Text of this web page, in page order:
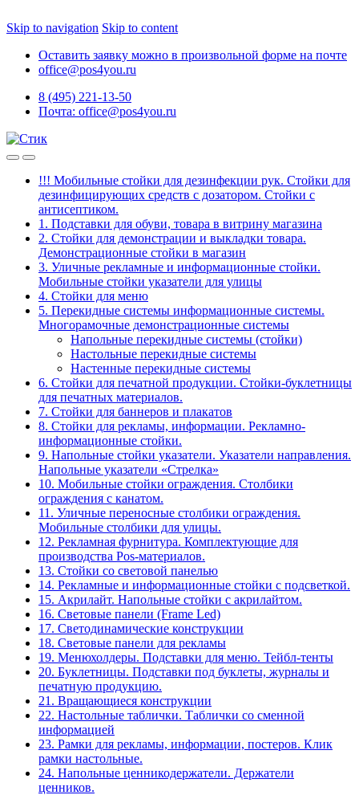
Skip to navigation Skip to content
Оставить заявку можно в произвольной форме на почте
office@pos4you.ru
8 (495) 221-13-50
Почта: office@pos4you.ru
!!! Мобильные стойки для дезинфекции рук. Стойки для
дезинфицирующих средств с дозатором. Стойки с
антисептиком.
1. Подставки для обуви, товара в витрину магазина
2. Стойки для демонстрации и выкладки товара.
Демонстрационные стойки в магазин
3. Уличные рекламные и информационные стойки.
Мобильные стойки указатели для улицы
4. Стойки для меню
5. Перекидные системы информационные системы.
Многорамочные демонстрационные системы
Напольные перекидные системы (стойки)
Настольные перекидные системы
Настенные перекидные системы
6. Стойки для печатной продукции. Стойки-буклетницы
для печатных материалов.
7. Стойки для баннеров и плакатов
8. Стойки для рекламы, информации. Рекламно-
информационные стойки.
9. Напольные стойки указатели. Указатели направления.
Напольные указатели «Стрелка»
10. Мобильные стойки ограждения. Столбики
ограждения с канатом.
11. Уличные переносные столбики ограждения.
Мобильные столбики для улицы.
12. Рекламная фурнитура. Комплектующие для
производства Pos-материалов.
13. Стойки со световой панелью
14. Рекламные и информационные стойки с подсветкой.
15. Акрилайт. Напольные стойки с акрилайтом.
16. Световые панели (Frame Led)
17. Светодинамические конструкции
18. Световые панели для рекламы
19. Менюхолдеры. Подставки для меню. Тейбл-тенты
20. Буклетницы. Подставки под буклеты, журналы и
печатную продукцию.
21. Вращающиеся конструкции
22. Настольные таблички. Таблички со сменной
информацией
23. Рамки для рекламы, информации, постеров. Клик
рамки настольные.
24. Напольные ценникодержатели. Держатели
ценников.